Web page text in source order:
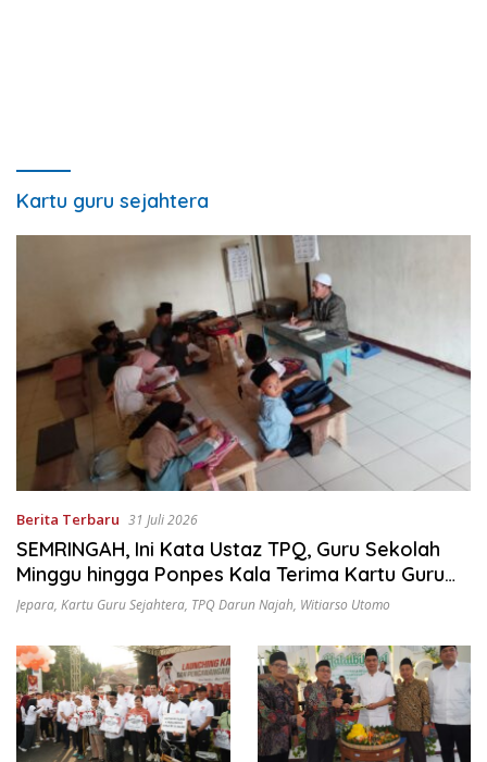
Kartu guru sejahtera
Berita Terbaru 31 Juli 2026
SEMRINGAH, Ini Kata Ustaz TPQ, Guru Sekolah
Minggu hingga Ponpes Kala Terima Kartu Guru
Sejahtera
Jepara, Kartu Guru Sejahtera, TPQ Darun Najah, Witiarso Utomo